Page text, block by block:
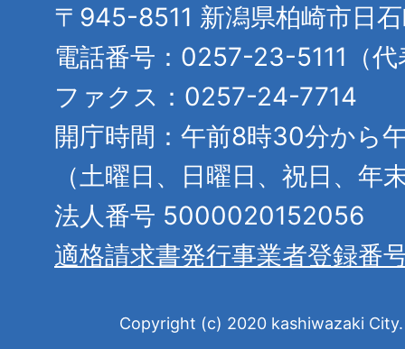
〒945-8511 新潟県柏崎市日
電話番号：0257-23-5111（代
ファクス：0257-24-7714
開庁時間：午前8時30分から
（土曜日、日曜日、祝日、年
法人番号 5000020152056
適格請求書発行事業者登録番
Copyright (c) 2020 kashiwazaki